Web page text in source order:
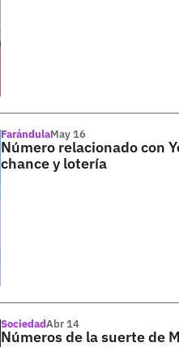
FarándulaMay 16
Número relacionado con
chance y lotería
SociedadAbr 14
Números de la suerte de